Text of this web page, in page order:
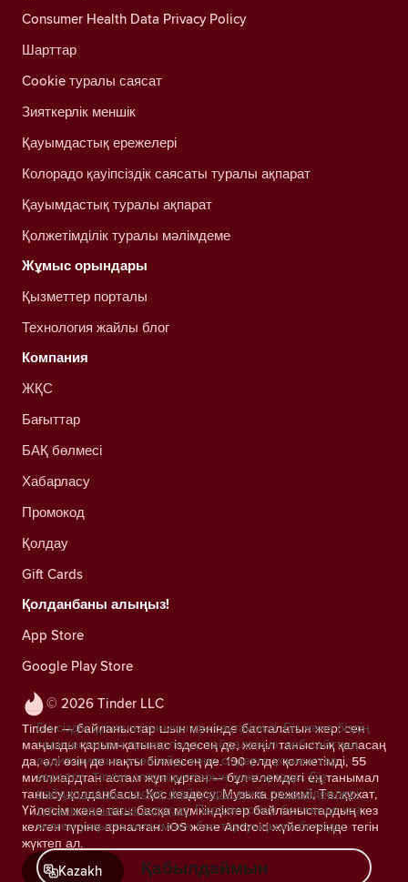
© 2026 Tinder LLC
Tinder — байланыстар шын мәнінде басталатын жер: сен
маңызды қарым-қатынас іздесең де, жеңіл таныстық қаласаң
да, әлі өзің де нақты білмесең де. 190 елде қолжетімді, 55
миллиардтан астам жұп құрған — бұл әлемдегі ең танымал
танысу қолданбасы. Қос кездесу, Музыка режимі, Төлқұжат,
Үйлесім және тағы басқа мүмкіндіктер байланыстардың кез
келген түріне арналған. iOS және Android жүйелерінде тегін
жүктеп ал.
Kazakh
Consumer Health Data Privacy Policy
Шарттар
Cookie туралы саясат
Зияткерлік меншік
Қауымдастық ережелері
Колорадо қауіпсіздік саясаты туралы ақпарат
Қауымдастық туралы ақпарат
Қолжетімділік туралы мәлімдеме
Жұмыс орындары
Қызметтер порталы
Технология жайлы блог
Компания
ЖҚС
Бағыттар
БАҚ бөлмесі
Хабарласу
Промокод
Қолдау
Gift Cards
Қолданбаны алыңыз!
App Store
Google Play Store
Біз сіздің құпиялылығыңызды сақтаймыз. Біз және біздің
серіктестеріміз трекерлерді пайдаланып, веб-сайттың
аудиториясын есептейді және сіздерге ұсыныстар
көрсетіп, Tinder операцияларын жақсартады. Біз
пайдаланатын cookie файлдары және провайдерлері
туралы қосымша ақпарат. Параметрлер бөлімінде кез
келген уақытта келісімнен бас тартуыңызға болады.
Қабылдаймын